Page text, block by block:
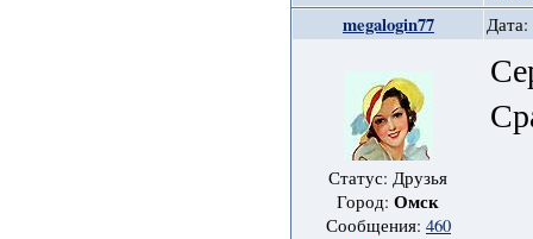
megalogin77
Статус: Друзья
Город:Омск
Сообщения: 460